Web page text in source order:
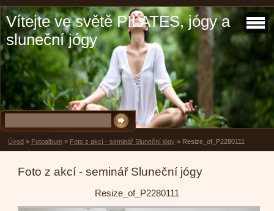
Vítejte ve světě PILATES, jógy a
sluneční jógy
Úvod » Fotoalbum » Foto z akcí - seminář Sluneční jógy » Resize_of_P2280111
Foto z akcí - seminář Sluneční jógy
Resize_of_P2280111